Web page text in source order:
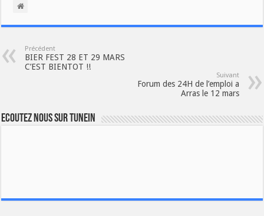
Précédent
BIER FEST 28 ET 29 MARS
C’EST BIENTOT !!
Suivant
Forum des 24H de l’emploi a
Arras le 12 mars
Ecoutez nous sur TuneIn